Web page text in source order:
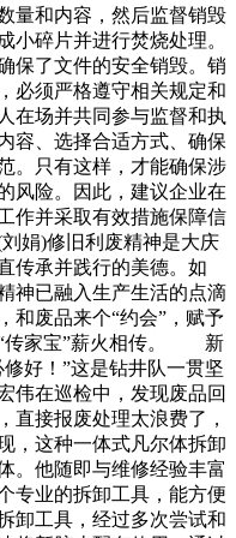
量和内容，然后监督销毁
小碎片并进行焚烧处理。
保了文件的安全销毁。销
必须严格遵守相关规定和
在场并共同参与监督和执
容、选择合适方式、确保
。只有这样，才能确保涉
风险。因此，建议企业在
作并采取有效措施保障信
娟)修旧利废精神是大庆
传承并践行的美德。如
神已融入生产生活的点滴
和废品来个“约会”，赋予
“传家宝”薪火相传。 新
好！”这是钻井队一贯坚
在巡检中，发现废品回
直接报废处理太浪费了，
，这种一体式凡尔体拆卸
。他随即与维修经验丰富
专业的拆卸工具，能方便
卸工具，经过多次尝试和